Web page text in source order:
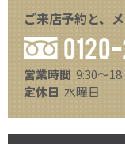
ご来店予約と、
営業時間 9:30～
定休日 水曜日